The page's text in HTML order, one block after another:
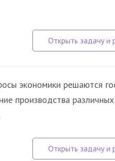
экономики решаются
производства